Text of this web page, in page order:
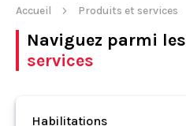
Accueil Produits et services
Naviguez parmi les
services
Habilitations